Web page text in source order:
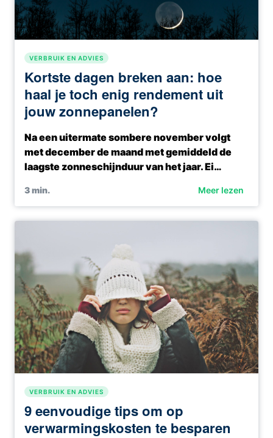
VERBRUIK EN ADVIES
Kortste dagen breken aan: hoe
haal je toch enig rendement uit
jouw zonnepanelen?
Na een uitermate sombere november volgt
met december de maand met gemiddeld de
laagste zonneschijnduur van het jaar. Ei…
3min. Meer lezen
VERBRUIK EN ADVIES
9 eenvoudige tips om op
verwarmingskosten te besparen